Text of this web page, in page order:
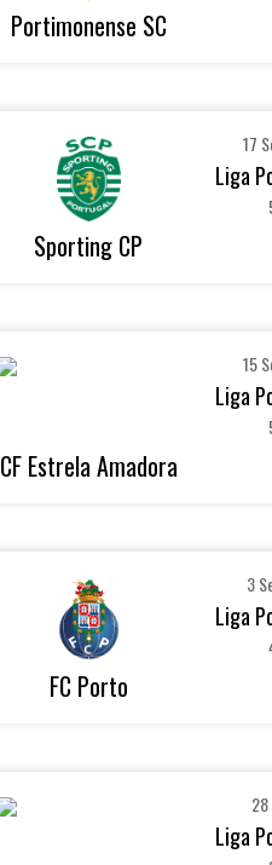
Portimonense SC
Sporting CP
17
Liga
CF Estrela Amadora
15
Liga
FC Porto
3
Liga
Liga